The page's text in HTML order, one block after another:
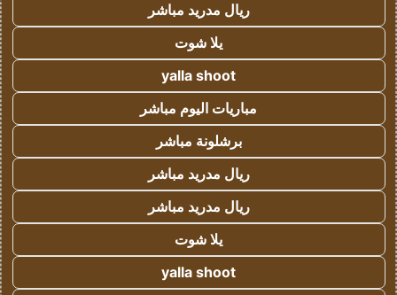
ريال مدريد مباشر
يلا شوت
yalla shoot
مباريات اليوم مباشر
برشلونة مباشر
ريال مدريد مباشر
ريال مدريد مباشر
يلا شوت
yalla shoot